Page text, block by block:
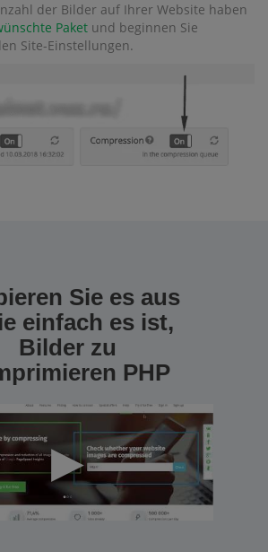
der Bilder auf Ihrer Website haben
Paket und beginnen Sie
Site-Einstellungen.
Sie es aus
einfach es ist,
Bilder zu
PHP